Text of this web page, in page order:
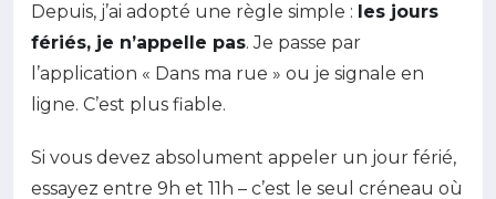
Depuis, j’ai adopté une règle simple : les jours
fériés, je n’appelle pas. Je passe par
l’application « Dans ma rue » ou je signale en
ligne. C’est plus fiable.
Si vous devez absolument appeler un jour férié,
essayez entre 9h et 11h – c’est le seul créneau où